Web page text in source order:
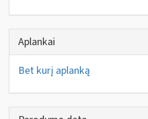
Aplankai
Bet kurį aplanką